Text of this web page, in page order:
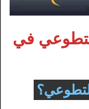
في